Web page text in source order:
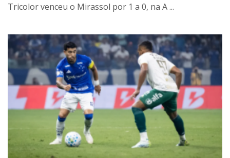
Tricolor venceu o Mirassol por 1 a 0, na A ...